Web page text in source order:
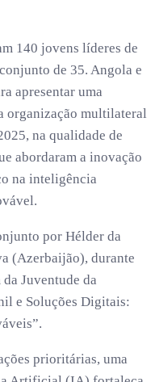
140 jovens líderes de
de 35. Angola e
apresentar uma
organização multilateral
na qualidade de
abordaram a inovação
na inteligência
por Hélder da
(Azerbaijão), durante
da Juventude da
e Soluções Digitais:
prioritárias, uma